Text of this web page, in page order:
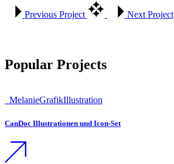
Previous Project Next Project
Popular Projects
_MelanieGrafikIllustration
CanDoc Illustrationen und Icon-Set